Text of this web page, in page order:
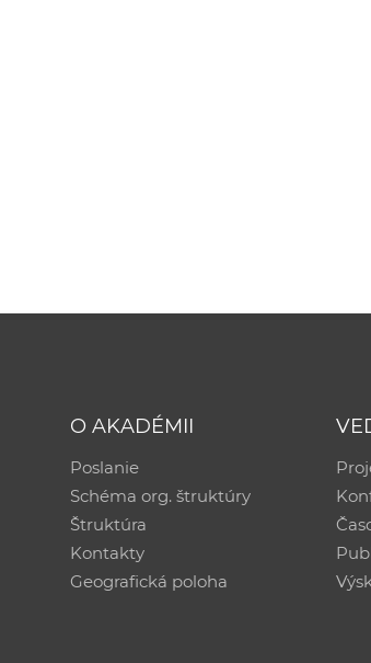
O AKADÉMII
Poslanie
Schéma org. štruktúry
Štruktúra
Kontakty
Geografická poloha